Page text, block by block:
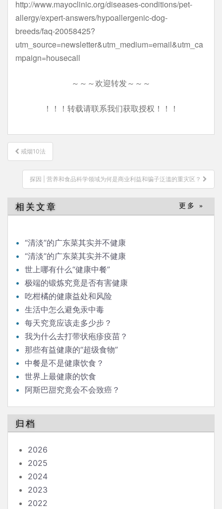
http://www.mayoclinic.org/diseases-conditions/pet-
allergy/expert-answers/hypoallergenic-dog-
breeds/faq-20058425?
utm_source=newsletter&utm_medium=email&utm_ca
mpaign=housecall
～～～欢迎转发～～～
！！！转载请联系我们获取授权！！！
文
章
戒烟10法
探因 | 营养和食品科学领域为何是商业利益和骗子泛滥的重灾区？
相关文章 更多 »
“清淡”的广东菜其实并不健康
“清淡”的广东菜其实并不健康
世上哪有什么“健康中餐”
极端的锻炼究竟是否有害健康
吃柑橘的健康益处和风险
生活中怎么避免汞中毒
每天究竟应该走多少步？
我为什么去打带状疱疹疫苗？
那些有益健康的“超级食物”
中餐是不是健康饮食？
世界上最健康的饮食
阿斯巴甜究竟会不会致癌？
归档
2026
2025
2024
2023
2022